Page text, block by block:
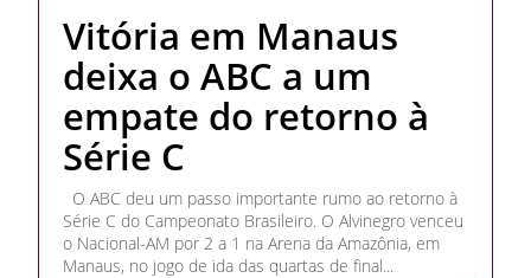
Vitória em Manaus
deixa o ABC a um
empate do retorno à
Série C
O ABC deu um passo importante rumo ao retorno à
Série C do Campeonato Brasileiro. O Alvinegro venceu
o Nacional-AM por 2 a 1 na Arena da Amazônia, em
Manaus, no jogo de ida das quartas de final...